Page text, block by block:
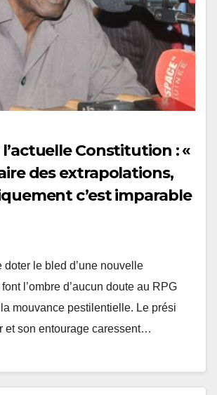
Constitution : «
des extrapolations,
c’est imparable
doter le bled d’une nouvelle
l’ombre d’aucun doute au RPG
mouvance pestilentielle. Le prési
et son entourage caressent…